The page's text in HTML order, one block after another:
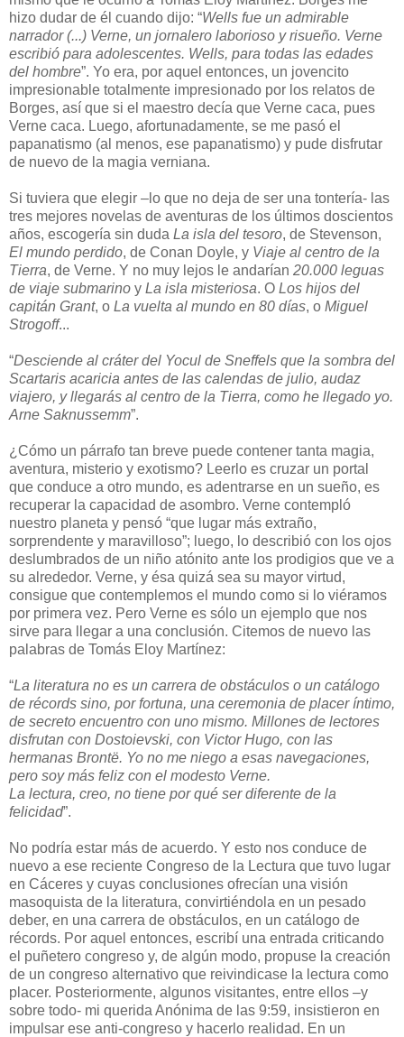
hizo dudar de él cuando dijo: “Wells fue un admirable
narrador (...) Verne, un jornalero laborioso y risueño. Verne
escribió para adolescentes. Wells, para todas las edades
del hombre”. Yo era, por aquel entonces, un jovencito
impresionable totalmente impresionado por los relatos de
Borges, así que si el maestro decía que Verne caca, pues
Verne caca. Luego, afortunadamente, se me pasó el
papanatismo (al menos, ese papanatismo) y pude disfrutar
de nuevo de la magia verniana.
Si tuviera que elegir –lo que no deja de ser una tontería- las
tres mejores novelas de aventuras de los últimos doscientos
años, escogería sin duda La isla del tesoro, de Stevenson,
El mundo perdido, de Conan Doyle, y Viaje al centro de la
Tierra, de Verne. Y no muy lejos le andarían 20.000 leguas
de viaje submarino y La isla misteriosa. O Los hijos del
capitán Grant, o La vuelta al mundo en 80 días, o Miguel
Strogoff...
“Desciende al cráter del Yocul de Sneffels que la sombra del
Scartaris acaricia antes de las calendas de julio, audaz
viajero, y llegarás al centro de la Tierra, como he llegado yo.
Arne Saknussemm”.
¿Cómo un párrafo tan breve puede contener tanta magia,
aventura, misterio y exotismo? Leerlo es cruzar un portal
que conduce a otro mundo, es adentrarse en un sueño, es
recuperar la capacidad de asombro. Verne contempló
nuestro planeta y pensó “que lugar más extraño,
sorprendente y maravilloso”; luego, lo describió con los ojos
deslumbrados de un niño atónito ante los prodigios que ve a
su alrededor. Verne, y ésa quizá sea su mayor virtud,
consigue que contemplemos el mundo como si lo viéramos
por primera vez. Pero Verne es sólo un ejemplo que nos
sirve para llegar a una conclusión. Citemos de nuevo las
palabras de Tomás Eloy Martínez:
“La literatura no es un carrera de obstáculos o un catálogo
de récords sino, por fortuna, una ceremonia de placer íntimo,
de secreto encuentro con uno mismo. Millones de lectores
disfrutan con Dostoievski, con Victor Hugo, con las
hermanas Brontë. Yo no me niego a esas navegaciones,
pero soy más feliz con el modesto Verne.
La lectura, creo, no tiene por qué ser diferente de la
felicidad”.
No podría estar más de acuerdo. Y esto nos conduce de
nuevo a ese reciente Congreso de la Lectura que tuvo lugar
en Cáceres y cuyas conclusiones ofrecían una visión
masoquista de la literatura, convirtiéndola en un pesado
deber, en una carrera de obstáculos, en un catálogo de
récords. Por aquel entonces, escribí una entrada criticando
el puñetero congreso y, de algún modo, propuse la creación
de un congreso alternativo que reivindicase la lectura como
placer. Posteriormente, algunos visitantes, entre ellos –y
sobre todo- mi querida Anónima de las 9:59, insistieron en
impulsar ese anti-congreso y hacerlo realidad. En un